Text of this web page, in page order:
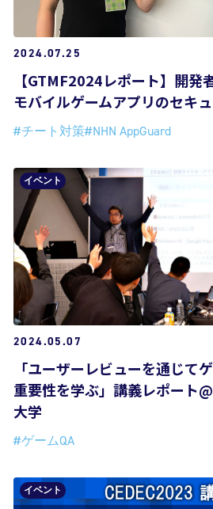
2024.07.25
【GTMF2024レポート】開発
モバイルゲームアプリのセキ
#チート対策#NHN AppGuard
イベント
2024.05.07
「ユーザーレビューを通じて
重要性を学ぶ」講義レポート
大学
#ゲームQA
イベント